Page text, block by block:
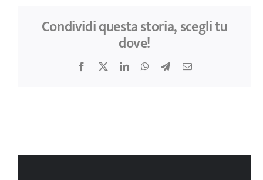
Condividi questa storia, scegli tu
dove!
Facebook
X LinkedInWhatsApp
TelegramEmail